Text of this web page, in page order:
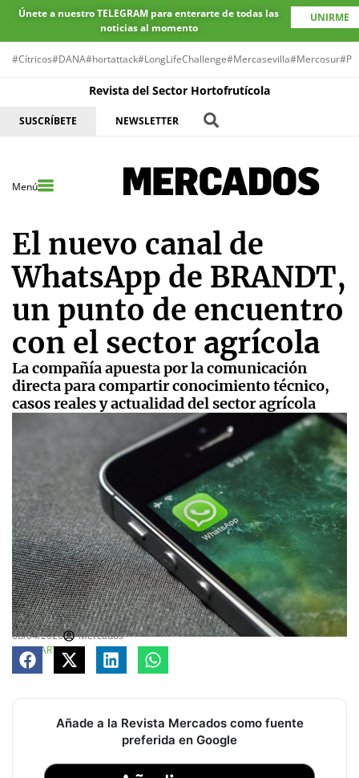
Únete a nuestro TELEGRAM para enterarte de todas las
noticias al momento
UNIRME
#Cítricos#DANA#hortattack#LongLifeChallenge#Mercasevilla#Mercosur
Revista del Sector Hortofrutícola
SUSCRÍBETE NEWSLETTER
Menú
El nuevo canal de
WhatsApp de BRANDT,
un punto de encuentro
con el sector agrícola
La compañía apuesta por la comunicación
directa para compartir conocimiento técnico,
casos reales y actualidad del sector agrícola
08/04/2026
Mercados
COMPARTE
Añade a la Revista Mercados como fuente
preferida en Google